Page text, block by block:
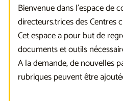
Bienvenue dans l'espace de
directeurs.trices des Centres
Cet espace a pour but de
documents et outils
A la demande, de nouvelles
rubriques peuvent être